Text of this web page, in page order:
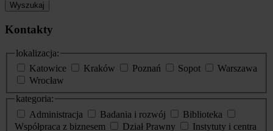
Wyszukaj
Kontakty
lokalizacja:
Katowice
Kraków Poznań Sopot
Warszawa
Wrocław
kategoria:
Administracja
Badania i rozwój
Biblioteka
Współpraca z biznesem
Dział Prawny
Instytuty i centra